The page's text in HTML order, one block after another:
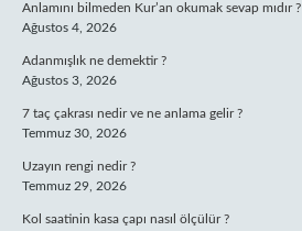
Anlamını bilmeden Kur’an okumak sevap mıdır ?
Ağustos 4, 2026
Adanmışlık ne demektir ?
Ağustos 3, 2026
7 taç çakrası nedir ve ne anlama gelir ?
Temmuz 30, 2026
Uzayın rengi nedir ?
Temmuz 29, 2026
Kol saatinin kasa çapı nasıl ölçülür ?